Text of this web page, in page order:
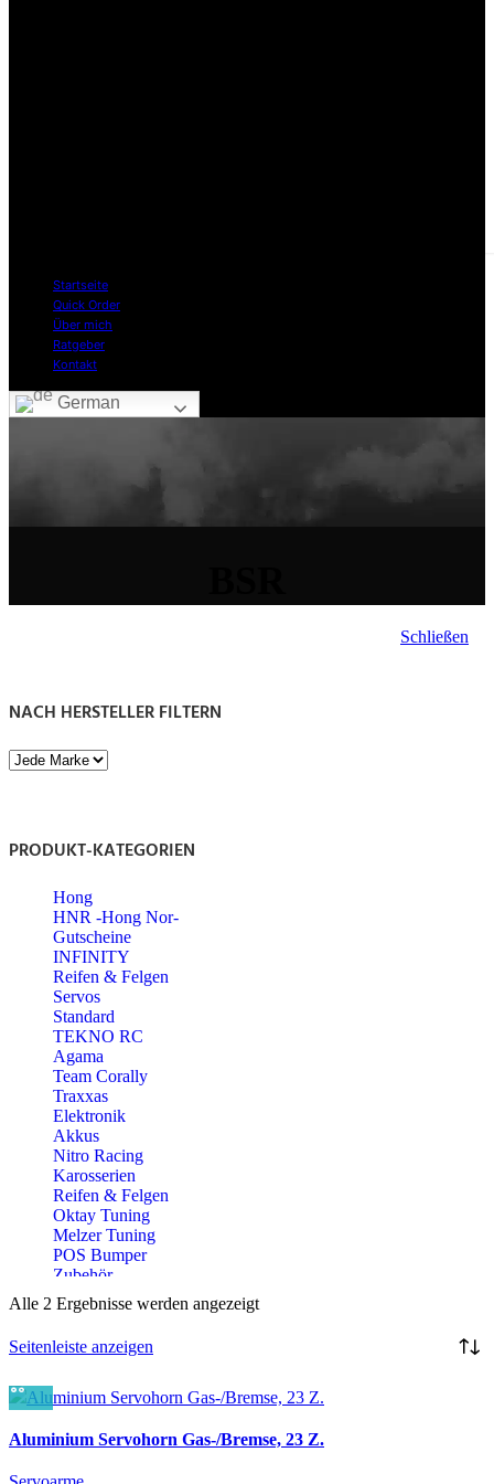
Startseite
Quick Order
Über mich
Ratgeber
Kontakt
German
Schließen
NACH HERSTELLER FILTERN
PRODUKT-KATEGORIEN
Hong
HNR -Hong Nor-
Gutscheine
INFINITY
Reifen & Felgen
Servos
Standard
TEKNO RC
Agama
Team Corally
Traxxas
Elektronik
Akkus
Nitro Racing
Karosserien
Reifen & Felgen
Oktay Tuning
Melzer Tuning
POS Bumper
Zubehör
Alle 2 Ergebnisse werden angezeigt
Seitenleiste anzeigen
Schnellansicht
Aluminium Servohorn Gas-/Bremse, 23 Z.